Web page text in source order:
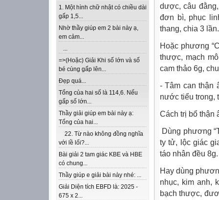
1. Một hình chữ nhật có chiều dài
gấp 1,5...
Nhờ thầy giúp em 2 bài này ạ,
em cảm...
...
=>(Hoặc) Giải Khi số lớn và số
bé cùng gấp lên...
Đẹp quá...
Tổng của hai số là 114,6. Nếu
gấp số lớn...
Thầy giải giúp em bài này ạ:
Tổng của hai...
22. Từ nào không đồng nghĩa
với lề lối?...
Bài giải 2 tam giác KBE và HBE
có chung...
Thầy giúp e giải bài này nhé: ...
Giải Diện tích EBFD là: 2025 -
675 x 2...
dược, câu
đơn bì, phục
thang, chia 3 lần.
Hoặc phương
thược, mạch
cam thảo 6g,
- Tâm can thận
nước tiểu trong,
Cách trị bổ thận
Dùng phương
ty tử, lộc giác
táo nhân đều
Hay dùng
nhục, kim anh,
bạch thược,